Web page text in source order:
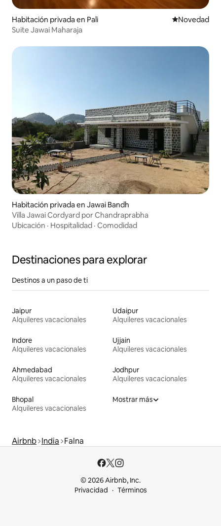
Habitación privada en Pali Lugar para
Novedad
Suite Jawai Maharaja
Habitación privada en Jawai Bandh
Villa Jawai Cordyard por Chandraprabha
Ubicación · Hospitalidad · Comodidad
Destinaciones para explorar
Destinos a un paso de ti
Jaipur
Alquileres vacacionales
Udaipur
Alquileres vacacionales
Indore
Alquileres vacacionales
Ujjain
Alquileres vacacionales
Ahmedabad
Alquileres vacacionales
Jodhpur
Alquileres vacacionales
Bhopal
Alquileres vacacionales
Mostrar más
Airbnb India Falna
© 2026 Airbnb, Inc.
Privacidad
Términos